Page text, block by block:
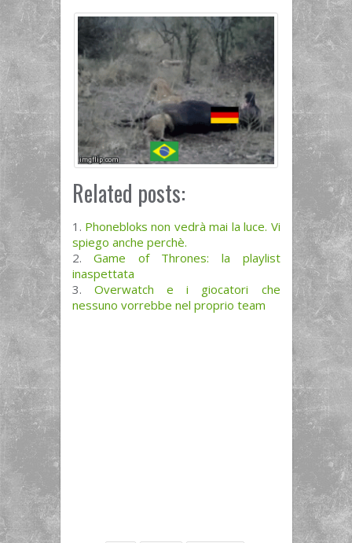
Related posts:
Phonebloks non vedrà mai la luce. Vi
spiego anche perchè.
Game of Thrones: la playlist
inaspettata
Overwatch e i giocatori che
nessuno vorrebbe nel proprio team